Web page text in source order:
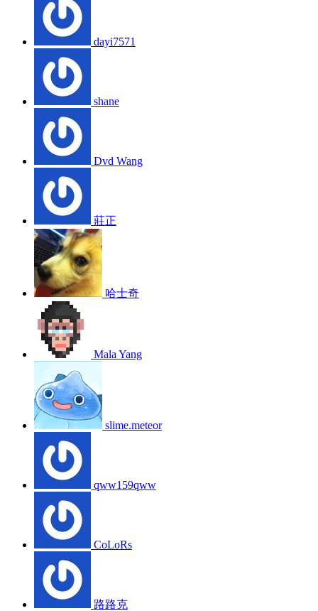
dayi7571
shane
Dvd Wang
莊正
哈士奇
Mala Yang
slime.meteor
qww159qww
CoLoRs
路路克